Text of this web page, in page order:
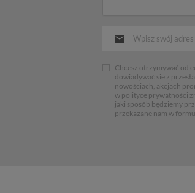
Chcesz otrzymywać od
dowiadywać sie z
nowościach, akcjach
w polityce prywatności
jaki sposób będziemy
przekazane nam w